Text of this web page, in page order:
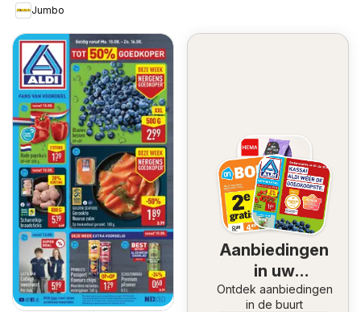
Jumbo
Aanbiedingen
in uw
omgeving
Ontdek aanbiedingen
in de buurt